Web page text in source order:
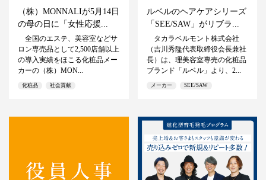
（株）MONNALIが5月14日
の母の日に「女性応援...
全国のエステ、美容室などサ
ロン専売品として2,500店舗以上
の導入実績をほこる化粧品メー
カーの（株）MON...
化粧品 社会貢献
ルベルのヘアケアシリーズ
「SEE/SAW」がリブラ...
タカラベルモント株式会社
（吉川秀隆代表取締役会長兼社
長）は、理美容室専売の化粧品
ブランド「ルベル」より、2...
メーカー SEE/SAW